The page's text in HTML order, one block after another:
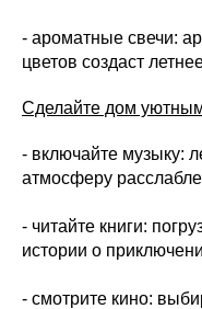
- ароматные свечи:
цветов создаст
Сделайте дом
- включайте музыку:
атмосферу
- читайте книги:
истории о
- смотрите кино: